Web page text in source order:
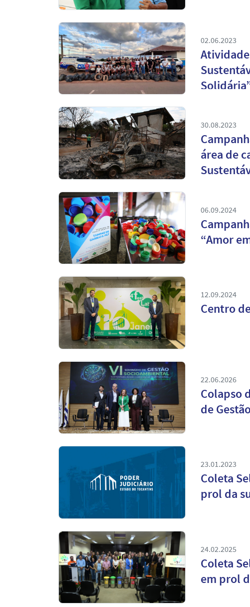
02.06.2023
Sustentável”;
30.08.2023
área de
06.09.2024
“Amor
12.09.2024
Centro
22.06.2026
Colapso
de
23.01.2023
Coleta
prol da
24.02.2025
Coleta
em prol